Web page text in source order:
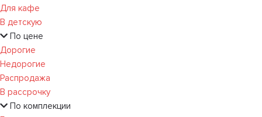
Для кафе
В детскую
По цене
Дорогие
Недорогие
Распродажа
В рассрочку
По комплекции